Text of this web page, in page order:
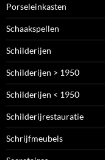
Porseleinkasten
Schaakspellen
Schilderijen
Schilderijen > 1950
Schilderijen < 1950
Schilderijrestauratie
Schrijfmeubels